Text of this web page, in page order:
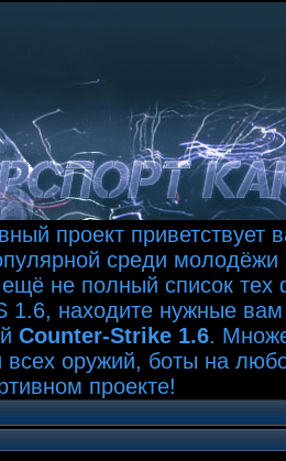
проект
среди
ещё не полный список
1.6, находите нужные
Counter-Strike 1.6.
оружий, боты на
проекте!